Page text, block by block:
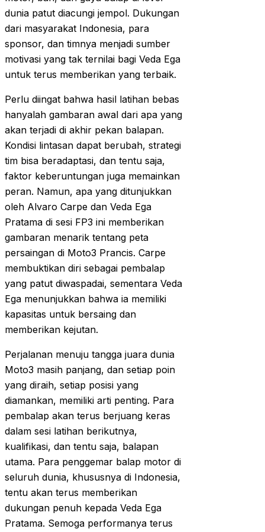
dunia patut diacungi jempol. Dukungan
dari masyarakat Indonesia, para
sponsor, dan timnya menjadi sumber
motivasi yang tak ternilai bagi Veda Ega
untuk terus memberikan yang terbaik.
Perlu diingat bahwa hasil latihan bebas
hanyalah gambaran awal dari apa yang
akan terjadi di akhir pekan balapan.
Kondisi lintasan dapat berubah, strategi
tim bisa beradaptasi, dan tentu saja,
faktor keberuntungan juga memainkan
peran. Namun, apa yang ditunjukkan
oleh Alvaro Carpe dan Veda Ega
Pratama di sesi FP3 ini memberikan
gambaran menarik tentang peta
persaingan di Moto3 Prancis. Carpe
membuktikan diri sebagai pembalap
yang patut diwaspadai, sementara Veda
Ega menunjukkan bahwa ia memiliki
kapasitas untuk bersaing dan
memberikan kejutan.
Perjalanan menuju tangga juara dunia
Moto3 masih panjang, dan setiap poin
yang diraih, setiap posisi yang
diamankan, memiliki arti penting. Para
pembalap akan terus berjuang keras
dalam sesi latihan berikutnya,
kualifikasi, dan tentu saja, balapan
utama. Para penggemar balap motor di
seluruh dunia, khususnya di Indonesia,
tentu akan terus memberikan
dukungan penuh kepada Veda Ega
Pratama. Semoga performanya terus